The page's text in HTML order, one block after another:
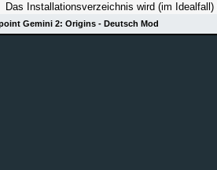
Das Installationsverzeichnis wird (im
ausgewählt und sucht dort entweder nach
Bei der Steam-Version kann jedoch nur das
Gemini 2: Origins - Deutsch Mod